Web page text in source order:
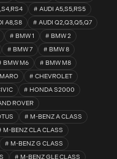
AUDI A5,S5,RS5
A8,S8
AUDI Q2,Q3,Q5,Q7
BMW 1
BMW 2
BMW 7
BMW 8
BMW M6
BMW M8
CHEVROLET
HONDA S2000
ROVER
M-BENZ A CLASS
M-BENZ CLA CLASS
M-BENZ G CLASS
M-BENZ GLE CLASS